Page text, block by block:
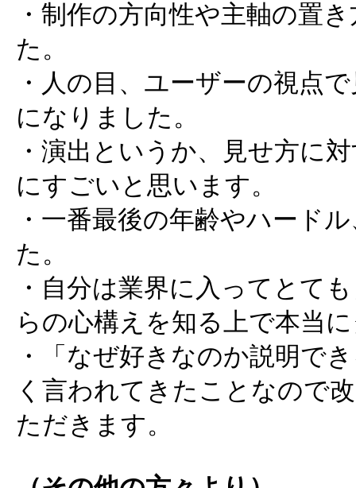
・制作の方向性や主軸の置
た。
・人の目、ユーザーの視点
になりました。
・演出というか、見せ方に
にすごいと思います。
・一番最後の年齢やハード
た。
・自分は業界に入ってとて
らの心構えを知る上で本当
・「なぜ好きなのか説明で
く言われてきたことなので
ただきます。